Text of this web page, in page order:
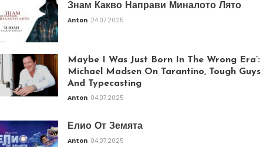
Знам Какво Направи Миналото Лято
Anton 24.07.2025
Maybe I Was Just Born In The Wrong Era’:
Michael Madsen On Tarantino, Tough Guys
And Typecasting
Anton 04.07.2025
Елио От Земята
Anton 04.07.2025